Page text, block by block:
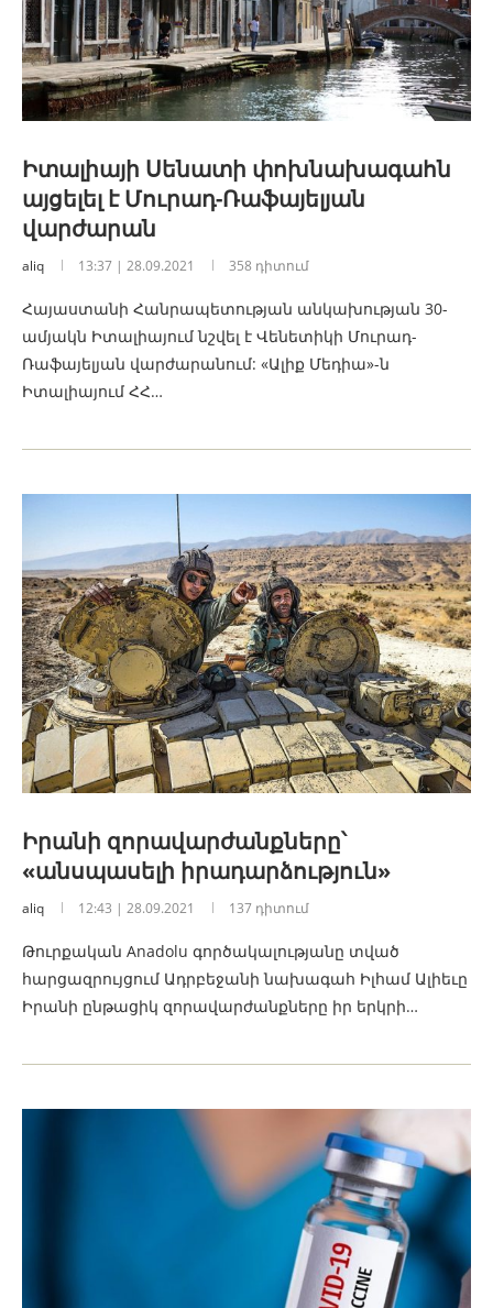
Իտալիայի Սենատի փոխնախագահն
այցելել է Մուրադ-Ռաֆայելյան
վարժարան
aliq 13:37 | 28.09.2021 358 դիտում
Հայաստանի Հանրապետության անկախության 30-
ամյակն Իտալիայում նշվել է Վենետիկի Մուրադ-
Ռաֆայելյան վարժարանում: «Ալիք Մեդիա»-ն
Իտալիայում ՀՀ…
Իրանի զորավարժանքները՝
«անսպասելի իրադարձություն»
aliq 12:43 | 28.09.2021 137 դիտում
Թուրքական Anadolu գործակալությանը տված
հարցազրույցում Ադրբեջանի նախագահ Իլհամ Ալիեւը
Իրանի ընթացիկ զորավարժանքները իր երկրի…